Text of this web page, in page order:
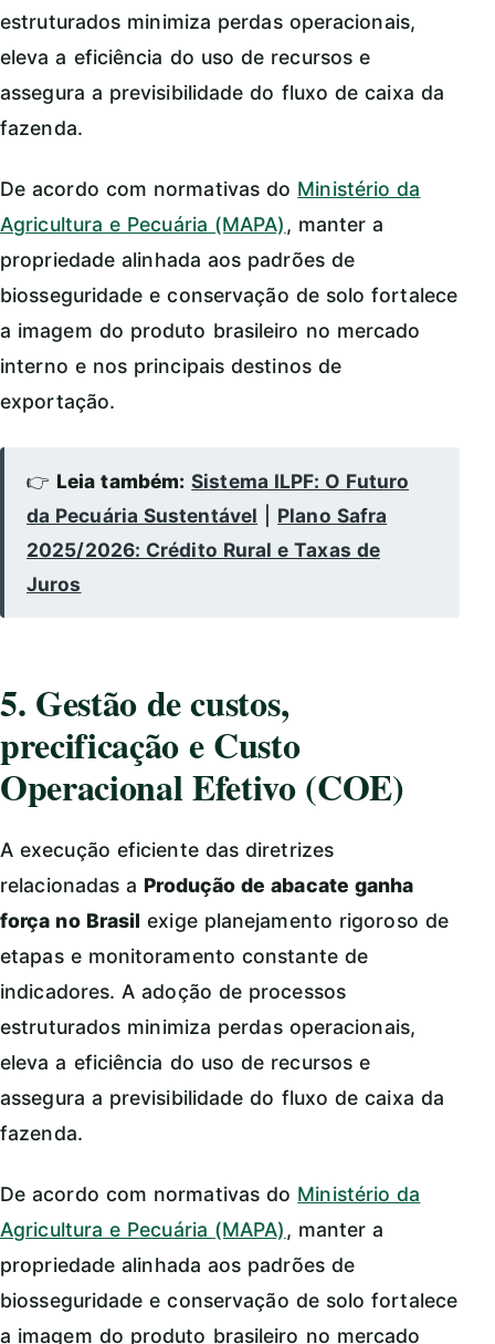
estruturados minimiza perdas operacionais,
eleva a eficiência do uso de recursos e
assegura a previsibilidade do fluxo de caixa da
fazenda.
De acordo com normativas do Ministério da
Agricultura e Pecuária (MAPA), manter a
propriedade alinhada aos padrões de
biosseguridade e conservação de solo fortalece
a imagem do produto brasileiro no mercado
interno e nos principais destinos de
exportação.
👉 Leia também: Sistema ILPF: O Futuro
da Pecuária Sustentável
Plano Safra
2025/2026: Crédito Rural e Taxas de
Juros
5. Gestão de custos,
precificação e Custo
Operacional Efetivo (COE)
A execução eficiente das diretrizes
relacionadas a Produção de abacate ganha
força no Brasil exige planejamento rigoroso de
etapas e monitoramento constante de
indicadores. A adoção de processos
estruturados minimiza perdas operacionais,
eleva a eficiência do uso de recursos e
assegura a previsibilidade do fluxo de caixa da
fazenda.
De acordo com normativas do Ministério da
Agricultura e Pecuária (MAPA), manter a
propriedade alinhada aos padrões de
biosseguridade e conservação de solo fortalece
a imagem do produto brasileiro no mercado